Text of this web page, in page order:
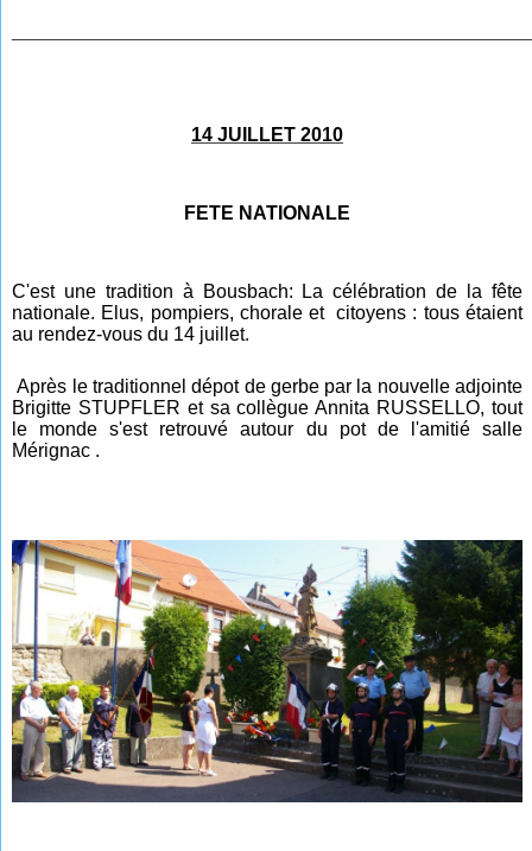
14 JUILLET 2010
FETE NATIONALE
C'est une tradition à Bousbach: La célébration de la fête
nationale. Elus, pompiers, chorale et citoyens : tous étaient
au rendez-vous du 14 juillet.
Après le traditionnel dépot de gerbe par la nouvelle adjointe
Brigitte STUPFLER et sa collègue Annita RUSSELLO, tout
le monde s'est retrouvé autour du pot de l'amitié salle
Mérignac .